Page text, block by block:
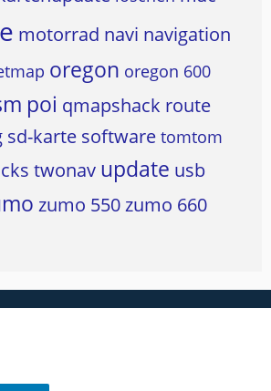
motorrad navi navigation
oregon oregon 600
poi qmapshack route
sd-karte software tomtom
twonav update usb
zumo 550zumo 660